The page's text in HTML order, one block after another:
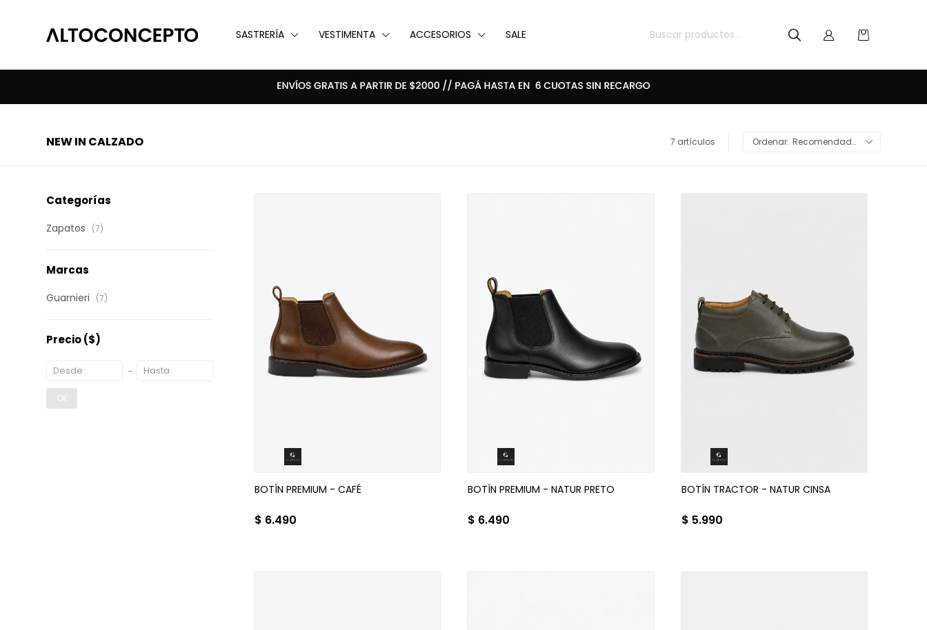
SASTRERÍA VESTIMENTA ACCESORIOS SALE
NEW IN CALZADO 7 artículos Recomendados
BOTÍN PREMIUM - CAFÉ
$ 6.490
BOTÍN PREMIUM - NATUR PRETO
$ 6.490
BOTÍN TRACTOR - NATUR CINSA
$ 5.990
Categorías
Zapatos (7)
Marcas
Guarnieri (7)
Precio($)
OK